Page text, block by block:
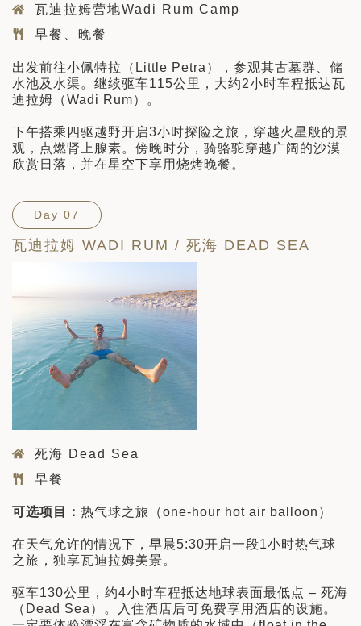
瓦迪拉姆营地Wadi Rum Camp
早餐、晚餐
出发前往小佩特拉（Little Petra），参观其古墓群、储
水池及水渠。继续驱车115公里，大约2小时车程抵达瓦
迪拉姆（Wadi Rum）。
下午搭乘四驱越野开启3小时探险之旅，穿越火星般的景
观，点燃肾上腺素。傍晚时分，骑骆驼穿越广阔的沙漠
欣赏日落，并在星空下享用烧烤晚餐。
Day 07
瓦迪拉姆 WADI RUM / 死海 DEAD SEA
死海 Dead Sea
早餐
可选项目： 热气球之旅（one-hour hot air balloon）
在天气允许的情况下，早晨5:30开启一段1小时热气球
之旅，独享瓦迪拉姆美景。
驱车130公里，约4小时车程抵达地球表面最低点 – 死海
（Dead Sea）。入住酒店后可免费享用酒店的设施。